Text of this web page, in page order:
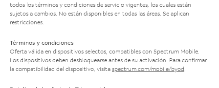
todos los términos y condiciones de servicio vigentes, los cuales están
sujetos a cambios. No están disponibles en todas las áreas. Se aplican
restricciones.
Términos y condiciones
Oferta válida en dispositivos selectos, compatibles con Spectrum Mobile.
Los dispositivos deben desbloquearse antes de su activación. Para confirmar
la compatibilidad del dispositivo, visita spectrum.com/mobile/byod